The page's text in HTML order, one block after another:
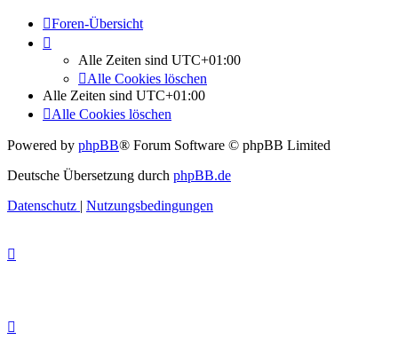
Foren-Übersicht
Alle Zeiten sind UTC+01:00
Alle Cookies löschen
Alle Zeiten sind UTC+01:00
Alle Cookies löschen
Powered by phpBB® Forum Software © phpBB Limited
Deutsche Übersetzung durch phpBB.de
Datenschutz | Nutzungsbedingungen